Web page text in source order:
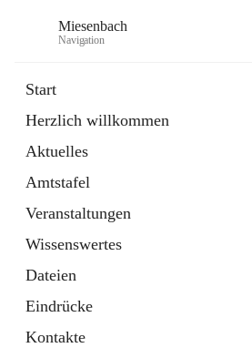
Miesenbach
Navigation
Start
Herzlich willkommen
Aktuelles
Amtstafel
Veranstaltungen
Wissenswertes
Dateien
Eindrücke
Kontakte
Externe Webseite
in
Tab
Region Schneebergland
Externe Webseite
öffnet
in
neuem
Tab